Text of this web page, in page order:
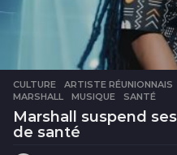
CULTURE ARTISTE RÉUNIONNAIS
MARSHALL
,MUSIQUE ,SANTÉ
Marshall suspend
de santé